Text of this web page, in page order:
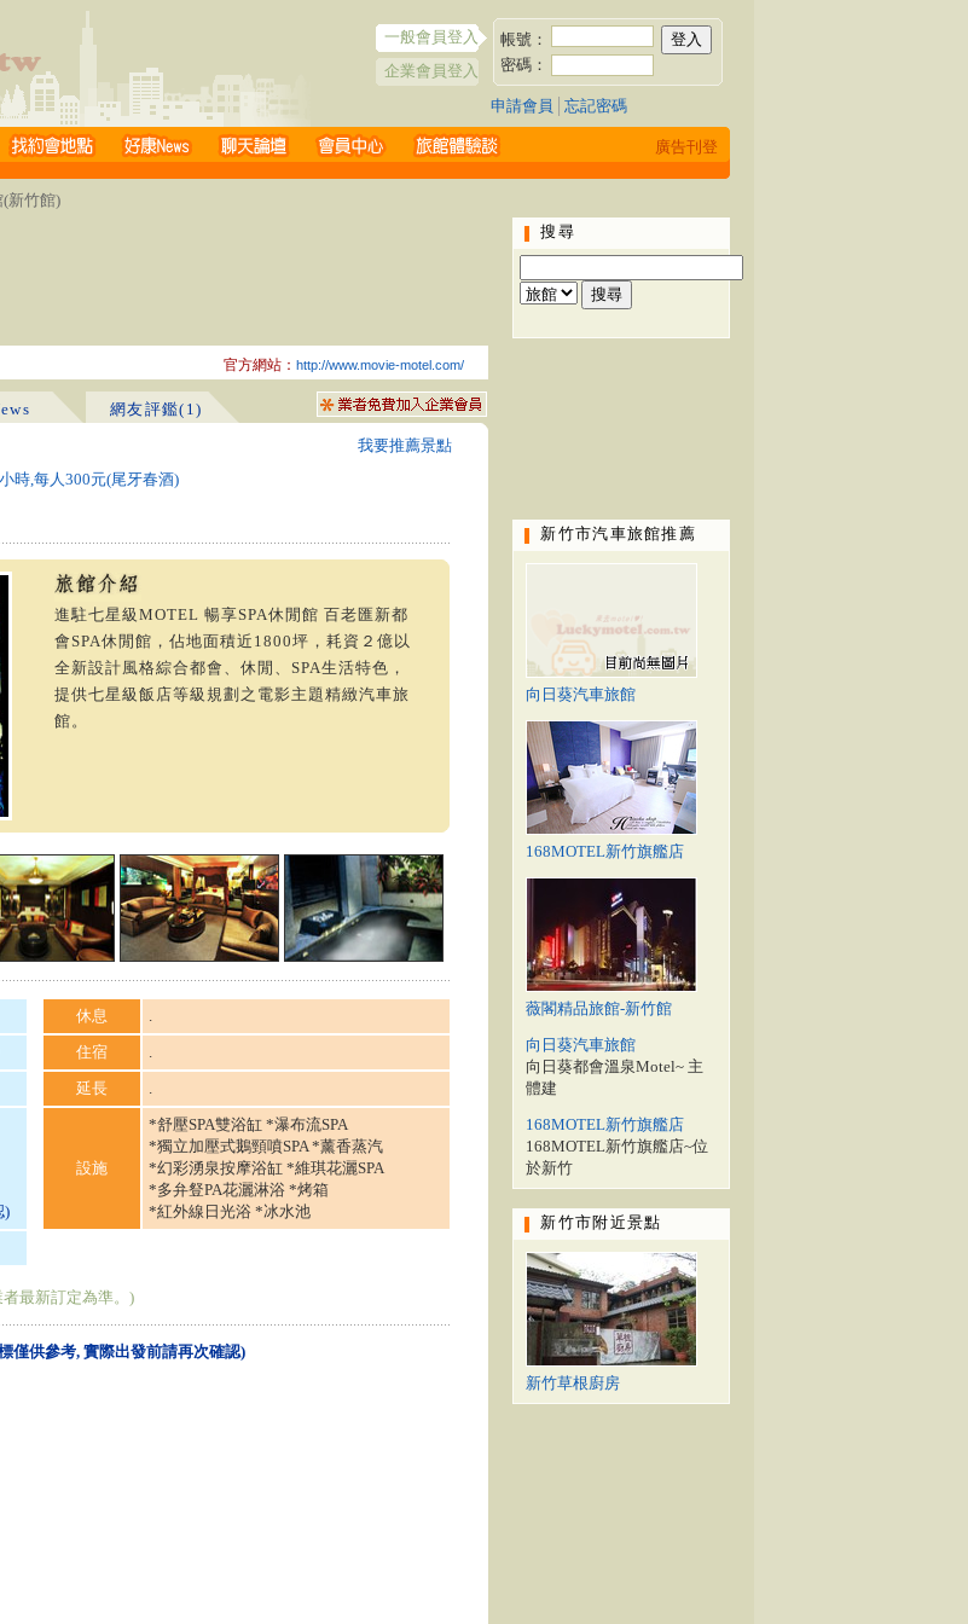
一般會員登入
企業會員登入
帳號：
密碼：
申請會員 忘記密碼
廣告刊登
新竹館)
官方網站： http://www.movie-motel.com/
網友評鑑(1)
我要推薦景點
時,每人300元(尾牙春酒)
進駐七星級MOTEL 暢享SPA休閒館 百老匯新都
會SPA休閒館，佔地面積近1800坪，耗資２億以
全新設計風格綜合都會、休閒、SPA生活特色，
提供七星級飯店等級規劃之電影主題精緻汽車旅
館。
)
休息
.
住宿
.
延長
.
設施
*舒壓SPA雙浴缸 *瀑布流SPA
*獨立加壓式鵝頸噴SPA *薰香蒸汽
*幻彩湧泉按摩浴缸 *維琪花灑SPA
*多弁豋PA花灑淋浴 *烤箱
*紅外線日光浴 *冰水池
最新訂定為準。)
僅供參考, 實際出發前請再次確認)
搜尋
新竹市汽車旅館推薦
向日葵汽車旅館
168MOTEL新竹旗艦店
薇閣精品旅館-新竹館
向日葵汽車旅館
向日葵都會溫泉Motel~ 主
體建
168MOTEL新竹旗艦店
168MOTEL新竹旗艦店~位
於新竹
新竹市附近景點
新竹草根廚房